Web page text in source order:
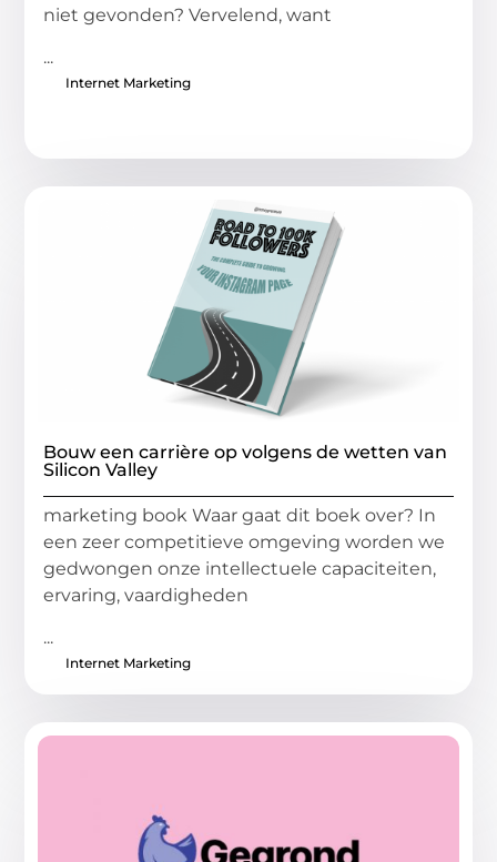
niet gevonden? Vervelend, want
...
Internet Marketing
Bouw een carrière op volgens de wetten van
Silicon Valley
marketing book Waar gaat dit boek over? In
een zeer competitieve omgeving worden we
gedwongen onze intellectuele capaciteiten,
ervaring, vaardigheden
...
Internet Marketing